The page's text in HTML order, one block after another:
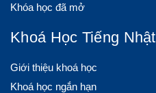
Khóa học đã mở
Khoá Học Tiếng Nhật
Giới thiệu khoá học
Khoá học ngắn hạn